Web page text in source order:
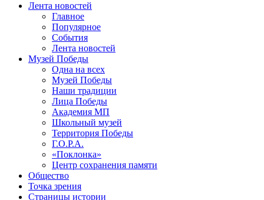
Лента новостей
Главное
Популярное
События
Лента новостей
Музей Победы
Одна на всех
Музей Победы
Наши традиции
Лица Победы
Академия МП
Школьный музей
Территория Победы
Г.О.Р.А.
«Поклонка»
Центр сохранения памяти
Общество
Точка зрения
Страницы истории